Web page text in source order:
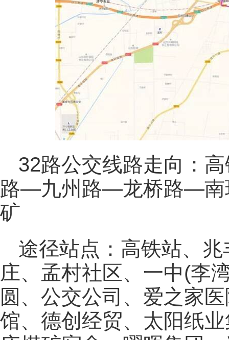
32路公交线路走向：
路—九州路—龙桥路—南
矿
途径站点：高铁站、
庄、孟村社区、一中(李
圆、公交公司、爱之家
馆、德创经贸、太阳纸